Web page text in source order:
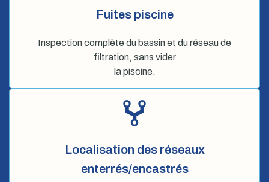
Fuites piscine
Inspection complète du bassin et du réseau de
filtration, sans vider
la piscine.
Localisation des réseaux
enterrés/encastrés